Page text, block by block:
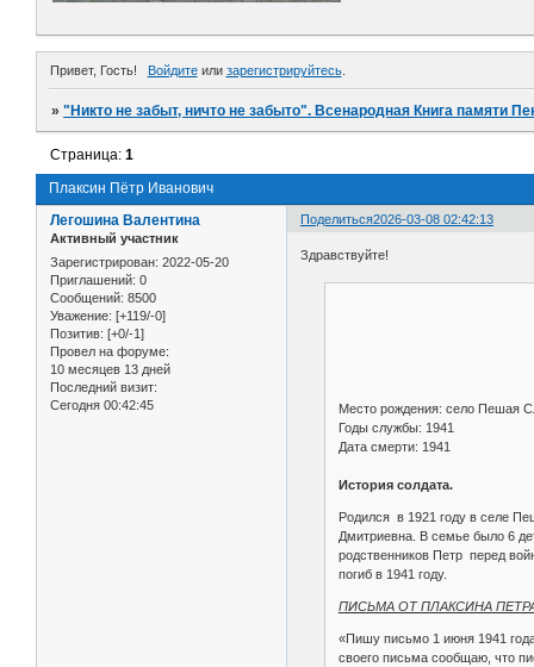
Привет, Гость! Войдитеили зарегистрируйтесь.
»"Никто не забыт, ничто не забыто". Всенародная Книга памяти
Плаксин Пётр Иванович
Страница:1
Поделиться2026-03-08 02:42:13
Легошина Валентина
Активный участник
Зарегистрирован: 2022-05-20
Приглашений: 0
Сообщений: 8500
Уважение: [+119/-0]
Позитив: [+0/-1]
Провел на форуме:
10 месяцев 13 дней
Последний визит:
Сегодня 00:42:45
Здравствуйте!
Место рождения: село Пешая
Годы службы: 1941
Дата смерти: 1941
История солдата.
Родился в 1921 году в селе
Дмитриевна. В семье было 6
родственников Петр перед
погиб в 1941 году.
ПИСЬМА ОТ ПЛАКСИНА
«Пишу письмо 1 июня 1941
своего письма сообщаю, что